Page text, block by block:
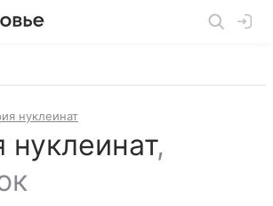
нуклеинат
нуклеинат,